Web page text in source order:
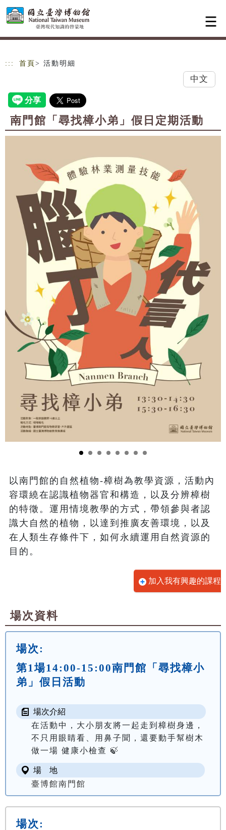
跳到主要內容
網站導覽
::: 首頁 > 活動明細
中文
南門館「尋找樟小弟」假日定期活動
以南門館的自然植物-樟樹為教學資源，活動內
容環繞在認識植物器官和構造，以及分辨樟樹
的特徵。運用情境教學的方式，帶領參與者認
識大自然的植物，以達到推廣友善環境，以及
在人類生存條件下，如何永續運用自然資源的
目的。
加入我有興趣的課程
場次資料
場次:
第1場14:00-15:00南門館「尋找樟小
弟」假日活動
場次介紹
在活動中，大小朋友將一起走到樟樹身邊，
不只用眼睛看、用鼻子聞，還要動手幫樹木
做一場 健康小檢查 🍃
場 地
臺博館南門館
場次: